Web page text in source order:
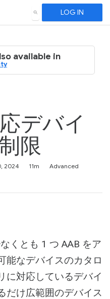
SEARCH LOG IN
available in
デバイ
限
2024 11m
Advanced
くとも 1 つ AAB をア
能なデバイスのカタロ
に対応しているデバイ
だけ広範囲のデバイス